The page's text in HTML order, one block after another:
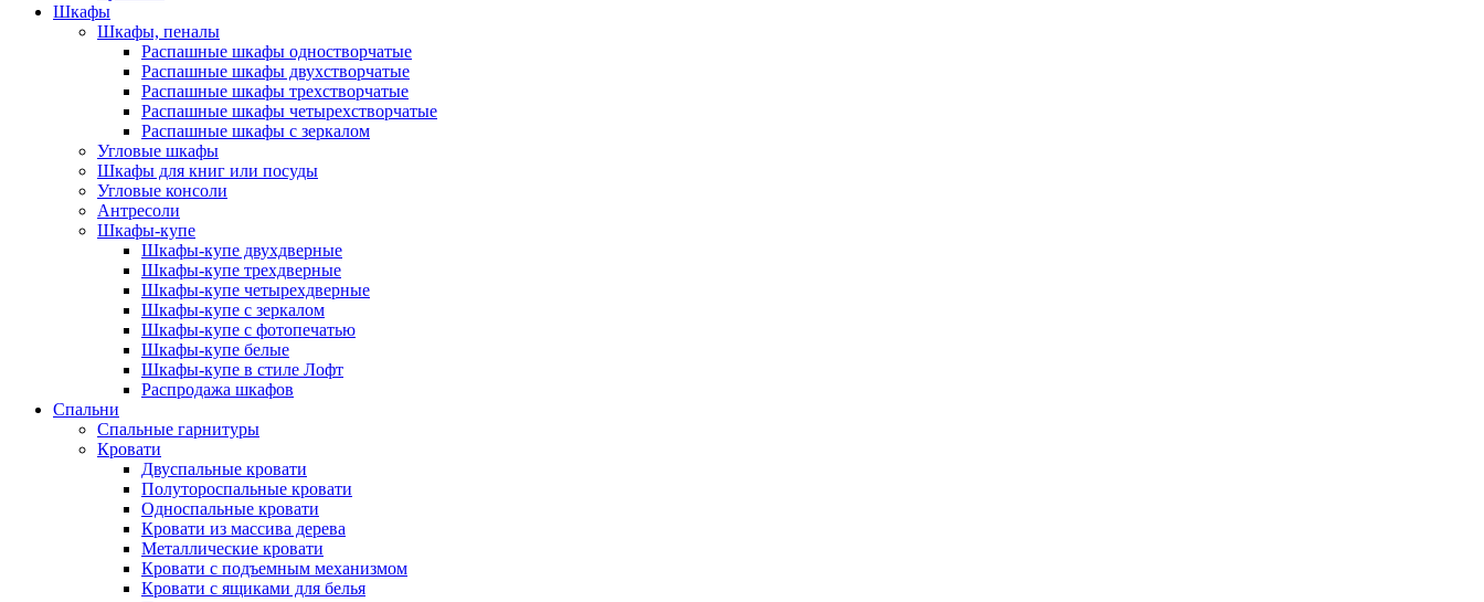
Шкафы
Шкафы, пеналы
Распашные шкафы одностворчатые
Распашные шкафы двухстворчатые
Распашные шкафы трехстворчатые
Распашные шкафы четырехстворчатые
Распашные шкафы с зеркалом
Угловые шкафы
Шкафы для книг или посуды
Угловые консоли
Антресоли
Шкафы-купе
Шкафы-купе двухдверные
Шкафы-купе трехдверные
Шкафы-купе четырехдверные
Шкафы-купе с зеркалом
Шкафы-купе с фотопечатью
Шкафы-купе белые
Шкафы-купе в стиле Лофт
Распродажа шкафов
Спальни
Спальные гарнитуры
Кровати
Двуспальные кровати
Полутороспальные кровати
Односпальные кровати
Кровати из массива дерева
Металлические кровати
Кровати с подъемным механизмом
Кровати с ящиками для белья